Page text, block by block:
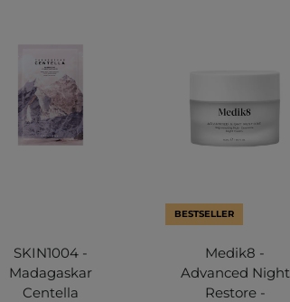
SKIN1004 -
Madagaskar
Centella
BESTSELLER
Medik8 -
Advanced Night
Restore -